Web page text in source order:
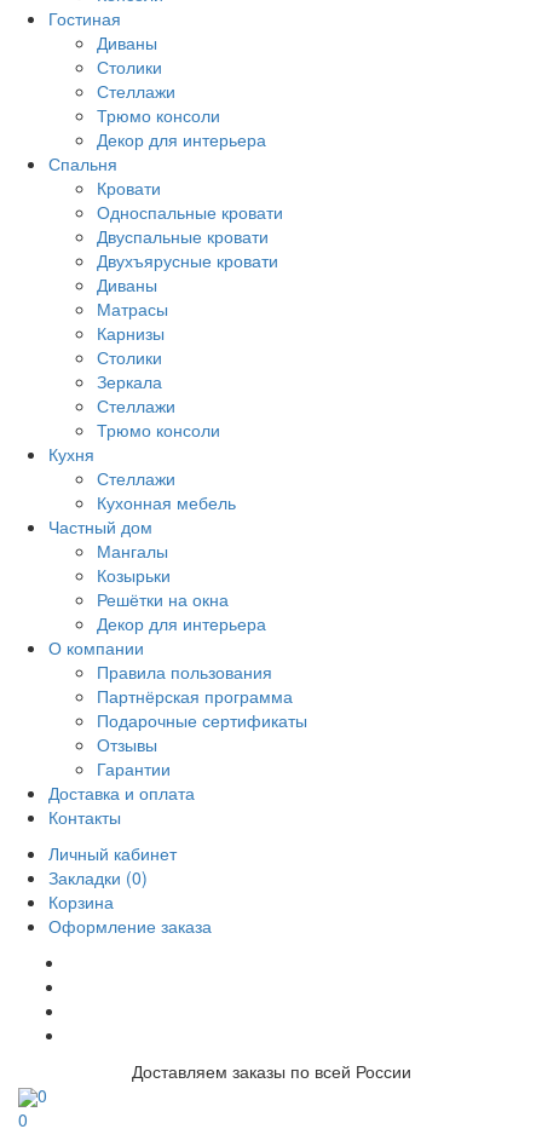
Гостиная
Диваны
Столики
Стеллажи
Трюмо консоли
Декор для интерьера
Спальня
Кровати
Односпальные кровати
Двуспальные кровати
Двухъярусные кровати
Диваны
Матрасы
Карнизы
Столики
Зеркала
Стеллажи
Трюмо консоли
Кухня
Стеллажи
Кухонная мебель
Частный дом
Мангалы
Козырьки
Решётки на окна
Декор для интерьера
О компании
Правила пользования
Партнёрская программа
Подарочные сертификаты
Отзывы
Гарантии
Доставка и оплата
Контакты
Личный кабинет
Закладки (0)
Корзина
Оформление заказа
Доставляем заказы по всей России
0
0